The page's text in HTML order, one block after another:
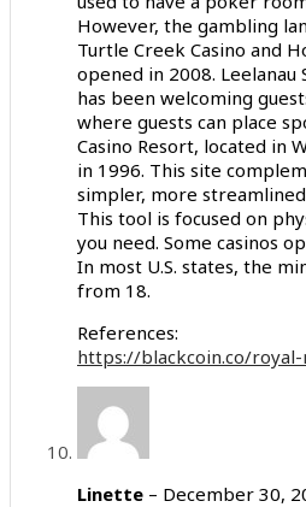
However, the gambling
Turtle Creek Casino and
opened in 2008. Leelanau
has been welcoming
where guests can place
Casino Resort, located in
in 1996. This site
simpler, more
This tool is focused on
you need. Some casinos
In most U.S. states, the
from 18.
References:
https://blackcoin.co/
Linette – December 30,